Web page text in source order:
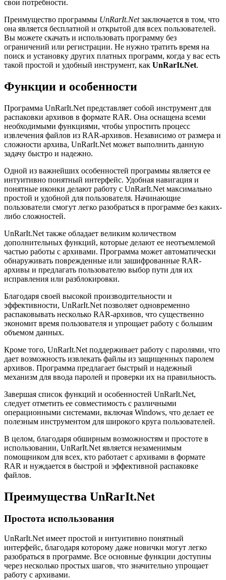
свои потребности.
Преимущество программы UnRarIt.Netзаключается в том, что
она является бесплатной и открытой для всех пользователей.
Вы можете скачать и использовать программу без
ограничений или регистрации. Не нужно тратить время на
поиск и установку других платных программ, когда у вас есть
такой простой и удобный инструмент, как UnRarIt.Net.
Функции и особенности
Программа UnRarIt.Net представляет собой инструмент для
распаковки архивов в формате RAR. Она оснащена всеми
необходимыми функциями, чтобы упростить процесс
извлечения файлов из RAR-архивов. Независимо от размера и
сложности архива, UnRarIt.Net может выполнить данную
задачу быстро и надежно.
Одной из важнейших особенностей программы является ее
интуитивно понятный интерфейс. Удобная навигация и
понятные иконки делают работу с UnRarIt.Net максимально
простой и удобной для пользователя. Начинающие
пользователи смогут легко разобраться в программе без каких-
либо сложностей.
UnRarIt.Net также обладает великим количеством
дополнительных функций, которые делают ее неотъемлемой
частью работы с архивами. Программа может автоматически
обнаруживать поврежденные или зашифрованные RAR-
архивы и предлагать пользователю выбор пути для их
исправления или разблокировки.
Благодаря своей высокой производительности и
эффективности, UnRarIt.Net позволяет одновременно
распаковывать несколько RAR-архивов, что существенно
экономит время пользователя и упрощает работу с большим
объемом данных.
Кроме того, UnRarIt.Net поддерживает работу с паролями, что
дает возможность извлекать файлы из защищенных паролем
архивов. Программа предлагает быстрый и надежный
механизм для ввода паролей и проверки их на правильность.
Завершая список функций и особенностей UnRarIt.Net,
следует отметить ее совместимость с различными
операционными системами, включая Windows, что делает ее
полезным инструментом для широкого круга пользователей.
В целом, благодаря обширным возможностям и простоте в
использовании, UnRarIt.Net является незаменимым
помощником для всех, кто работает с архивами в формате
RAR и нуждается в быстрой и эффективной распаковке
файлов.
Преимущества UnRarIt.Net
Простота использования
UnRarIt.Net имеет простой и интуитивно понятный
интерфейс, благодаря которому даже новички могут легко
разобраться в программе. Все основные функции доступны
через несколько простых шагов, что значительно упрощает
работу с архивами.